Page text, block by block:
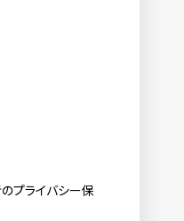
プライバシー保